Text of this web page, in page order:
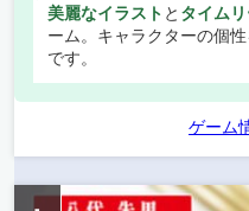
美麗なイラスト と タイム
ーム。キャラクターの個
です。
ゲーム